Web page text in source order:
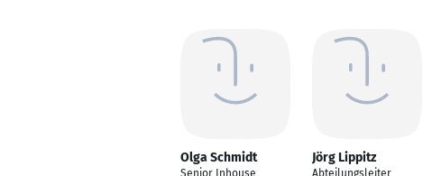
Olga Schmidt
Senior Inhouse
Jörg Lippitz
Abteilungsleiter